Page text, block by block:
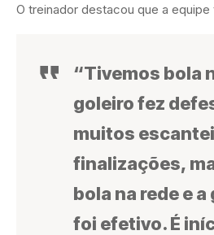
O treinador destacou que a
“Tivemos bola
goleiro fez
muitos
finalizações,
bola na rede e
foi efetivo. É